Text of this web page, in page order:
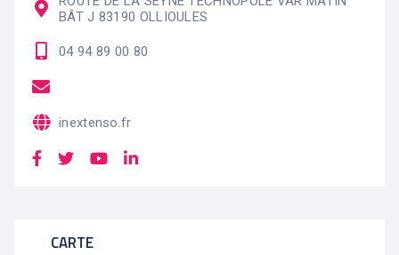
BÂT J 83190 OLLIOULES
04 94 89 00 80
inextenso.fr
CARTE